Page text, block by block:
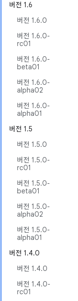
버전 1.6
버전 1.6.0
버전 1.6.0-
rc01
버전 1.6.0-
beta01
버전 1.6.0-
alpha02
버전 1.6.0-
alpha01
버전 1.5
버전 1.5.0
버전 1.5.0-
rc01
버전 1.5.0-
beta01
버전 1.5.0-
alpha02
버전 1.5.0-
alpha01
버전 1.4.0
버전 1.4.0
버전 1.4.0-
rc01